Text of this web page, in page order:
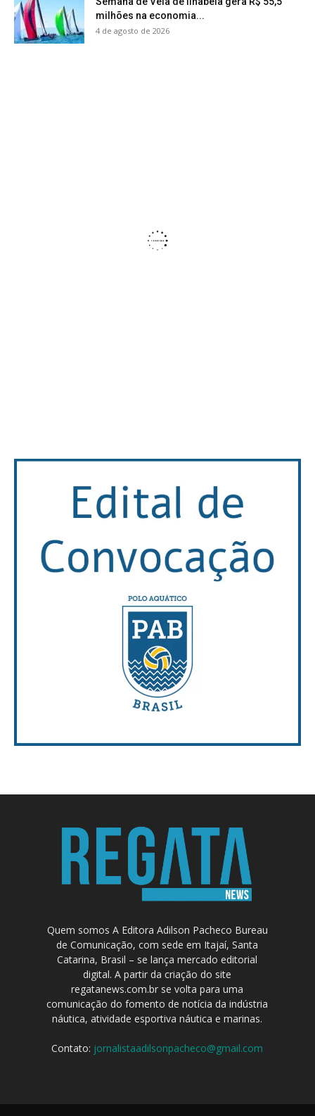
milhões na economia...
4 de agosto de 2026
Quem somos A Editora Adilson Pacheco Bureau
de Comunicação, com sede em Itajaí, Santa
Catarina, Brasil – se lança mercado editorial
digital. A partir da criação do site
regatanews.com.br se volta para uma
comunicação do fomento de notícia da indústria
náutica, atividade esportiva náutica e marinas.
Contato: jornalistaadilsonpacheco@gmail.com